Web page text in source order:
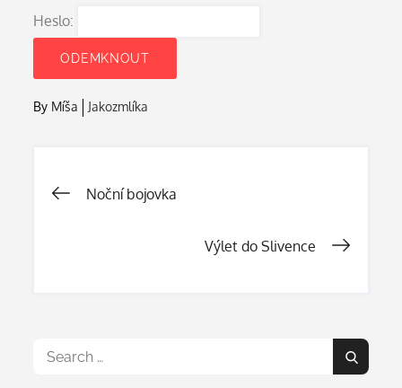
Heslo:
By Míša Jakozmlíka
Navigace
Noční bojovka
Výlet do Slivence
Search
Search